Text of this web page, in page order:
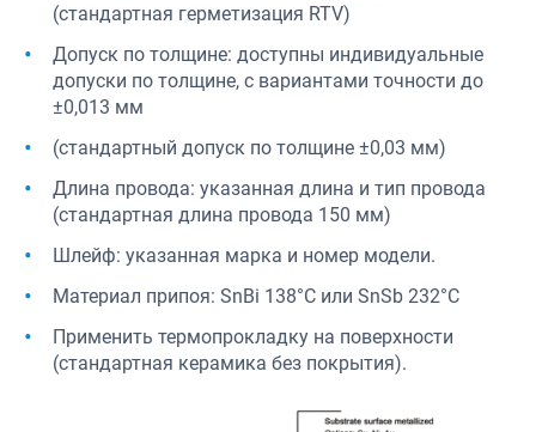
(стандартная герметизация RTV)
Допуск по толщине: доступны индивидуальные
допуски по толщине, с вариантами точности до
±0,013 мм
(стандартный допуск по толщине ±0,03 мм)
Длина провода: указанная длина и тип провода
(стандартная длина провода 150 мм)
Шлейф: указанная марка и номер модели.
Материал припоя: SnBi 138°C или SnSb 232°C
Применить термопрокладку на поверхности
(стандартная керамика без покрытия).